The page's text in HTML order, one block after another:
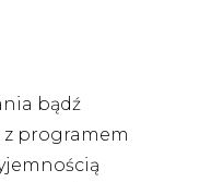
bądź
programem